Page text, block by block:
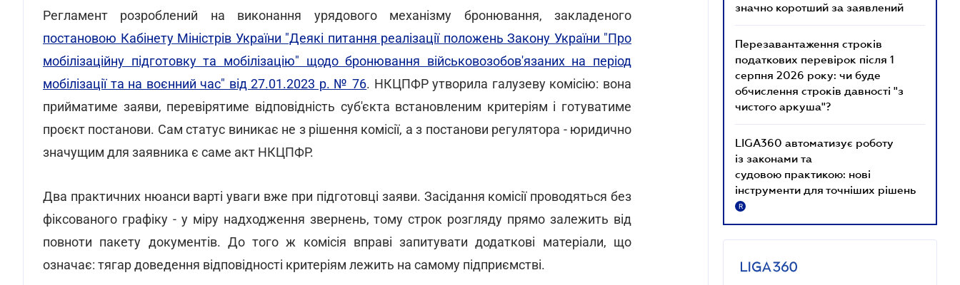
Регламент розроблений на виконання урядового механізму бронювання, закладеного
постановою Кабінету Міністрів України "Деякі питання реалізації положень Закону України "Про
мобілізаційну підготовку та мобілізацію" щодо бронювання військовозобов'язаних на період
мобілізації та на воєнний час" від 27.01.2023 р. № 76. НКЦПФР утворила галузеву комісію: вона
прийматиме заяви, перевірятиме відповідність суб'єкта встановленим критеріям і готуватиме
проєкт постанови. Сам статус виникає не з рішення комісії, а з постанови регулятора - юридично
значущим для заявника є саме акт НКЦПФР.
Два практичних нюанси варті уваги вже при підготовці заяви. Засідання комісії проводяться без
фіксованого графіку - у міру надходження звернень, тому строк розгляду прямо залежить від
повноти пакету документів. До того ж комісія вправі запитувати додаткові матеріали, що
означає: тягар доведення відповідності критеріям лежить на самому підприємстві.
значно коротший за заявлений
Перезавантаження строків
податкових перевірок після 1
серпня 2026 року: чи буде
обчислення строків давності "з
чистого аркуша"?
LIGA360 автоматизує роботу
із законами та
судовою практикою: нові
інструменти для точніших рішень
R